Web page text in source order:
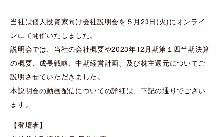
当社は個人投資家向け会社説明会を５月23日(火)にオンライ
ンにて開催いたしました。
説明会では、当社の会社概要や2023年12月期第１四半期決算
の概要、成長戦略、中期経営計画、及び株主還元についてご
説明させていただきました。
本説明会の動画配信についての詳細は、下記の通りでござい
ます。
【登壇者】